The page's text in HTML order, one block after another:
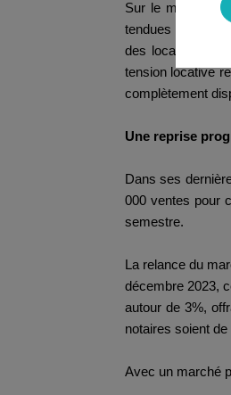
Sur le marché
tendues limite
des locations
tension locative
complètement
Une reprise
Dans ses
000 ventes pour
semestre.
La relance du
décembre 2023,
autour de 3%,
notaires soient
Avec un marché